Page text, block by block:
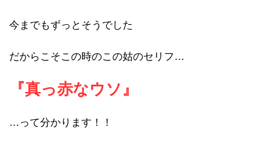
今までもずっとそうでした
だからこそこの時のこの姑のセリフ…
『真っ赤なウソ』
…って分かります！！